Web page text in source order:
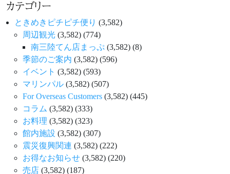
カテゴリー
ときめきピチピチ便り (3,582)
周辺観光 (3,582) (774)
南三陸てん店まっぷ (3,582) (8)
季節のご案内 (3,582) (596)
イベント (3,582) (593)
マリンパル (3,582) (507)
For Overseas Customers (3,582) (445)
コラム (3,582) (333)
お料理 (3,582) (323)
館内施設 (3,582) (307)
震災復興関連 (3,582) (222)
お得なお知らせ (3,582) (220)
売店 (3,582) (187)